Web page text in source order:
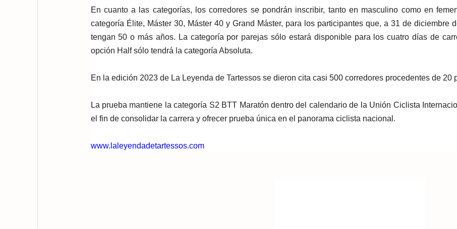
En cuanto a las categorías, los corredores se pondrán inscribir, tanto en masculino como en
categoría Élite, Máster 30, Máster 40 y Grand Máster, para los participantes que, a 31 de diciembre
tengan 50 o más años. La categoría por parejas sólo estará disponible para los cuatro días de
opción Half sólo tendrá la categoría Absoluta.
En la edición 2023 de La Leyenda de Tartessos se dieron cita casi 500 corredores procedentes de 20
La prueba mantiene la categoría S2 BTT Maratón dentro del calendario de la Unión Ciclista
el fin de consolidar la carrera y ofrecer prueba única en el panorama ciclista nacional.
www.laleyendadetartessos.com